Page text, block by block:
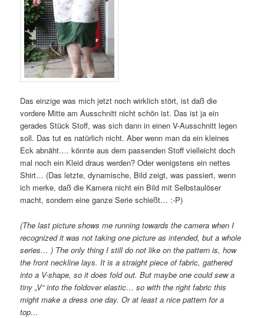
Das einzige was mich jetzt noch wirklich stört, ist daß die
vordere Mitte am Ausschnitt nicht schön ist. Das ist ja ein
gerades Stück Stoff, was sich dann in einen V-Ausschnitt legen
soll. Das tut es natürlich nicht. Aber wenn man da ein kleines
Eck abnäht…. könnte aus dem passenden Stoff vielleicht doch
mal noch ein Kleid draus werden? Oder wenigstens ein nettes
Shirt… (Das letzte, dynamische, Bild zeigt, was passiert, wenn
ich merke, daß die Kamera nicht ein Bild mit Selbstaulöser
macht, sondern eine ganze Serie schießt… :-P)
(The last picture shows me running towards the camera when I
recognized it was not taking one picture as intended, but a whole
series… ) The only thing I still do not like on the pattern is, how
the front neckline lays. It is a straight piece of fabric, gathered
into a V-shape, so it does fold out. But maybe one could sew a
tiny „V“ into the foldover elastic… so with the right fabric this
might make a dress one day. Or at least a nice pattern for a
top…